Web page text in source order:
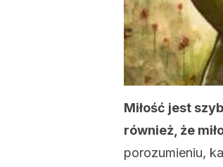
Miłość jest
również, że
porozumieniu,